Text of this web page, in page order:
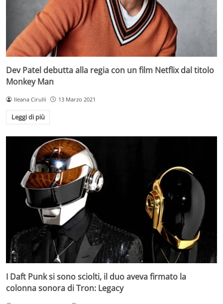
Dev Patel debutta alla regia con un film Netflix dal titolo
Monkey Man
Ileana Cirulli 13 Marzo 2021
Leggi di più
I Daft Punk si sono sciolti, il duo aveva firmato la
colonna sonora di Tron: Legacy